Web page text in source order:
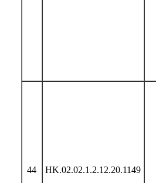
44 HK.02.02.1.2.12.20.1149